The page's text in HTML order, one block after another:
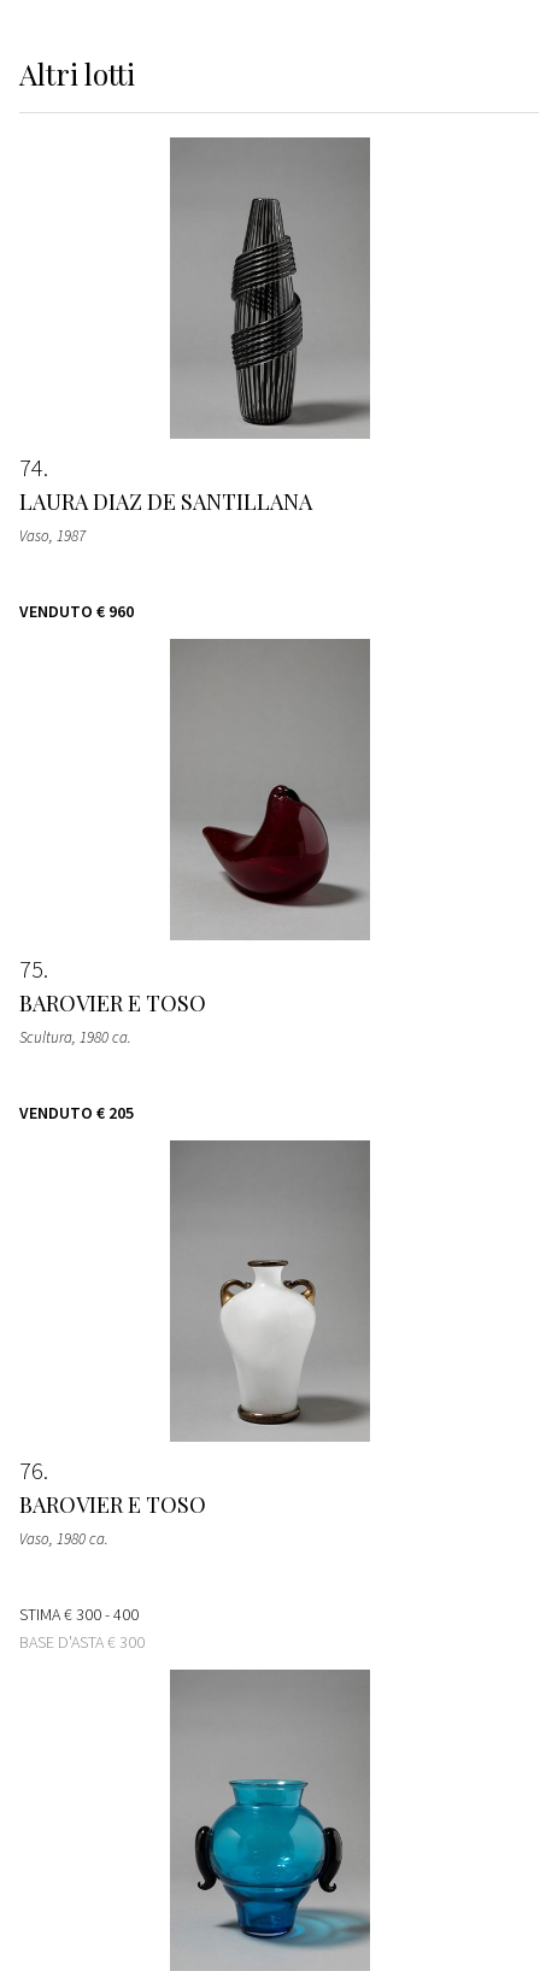
Altrilotti
74
LAURA DIAZ DE SANTILLANA
Vaso, 1987
VENDUTO € 960
75
BAROVIER E TOSO
Scultura, 1980 ca.
VENDUTO € 205
76
BAROVIER E TOSO
Vaso, 1980 ca.
STIMA€ 300 - 400
BASE D'ASTA€ 300